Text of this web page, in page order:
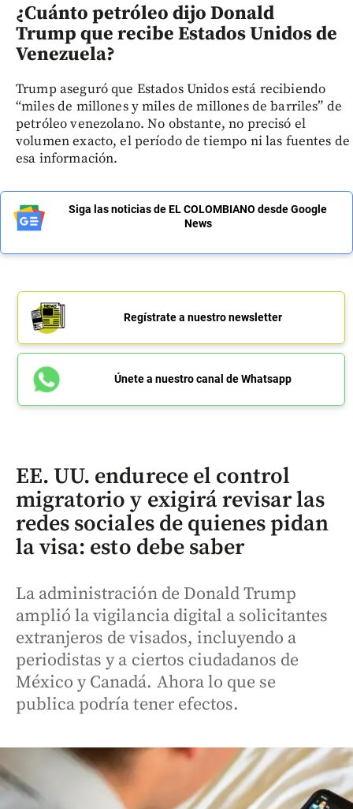
¿Cuánto petróleo dijo Donald
Trump que recibe Estados Unidos de
Venezuela?
Trump aseguró que Estados Unidos está recibiendo
“miles de millones y miles de millones de barriles” de
petróleo venezolano. No obstante, no precisó el
volumen exacto, el período de tiempo ni las fuentes de
esa información.
Siga las noticias de EL COLOMBIANO desde Google
News
Regístrate a nuestro newsletter
Únete a nuestro canal de Whatsapp
EE. UU. endurece el control
migratorio y exigirá revisar las
redes sociales de quienes pidan
la visa: esto debe saber
La administración de Donald Trump
amplió la vigilancia digital a solicitantes
extranjeros de visados, incluyendo a
periodistas y a ciertos ciudadanos de
México y Canadá. Ahora lo que se
publica podría tener efectos.